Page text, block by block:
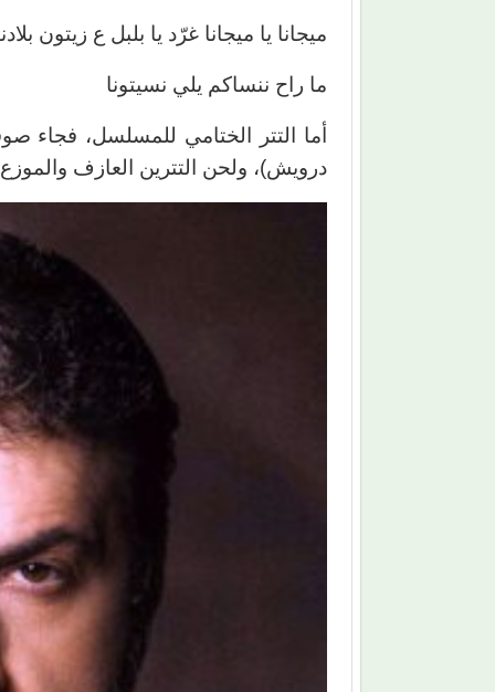
ميجانا يا ميجانا غرّد يا بلبل ع زيتون
ما راح ننساكم يلي نسيتونا
أما التتر الختامي للمسلسل، فجاء
درويش)، ولحن التترين العازف